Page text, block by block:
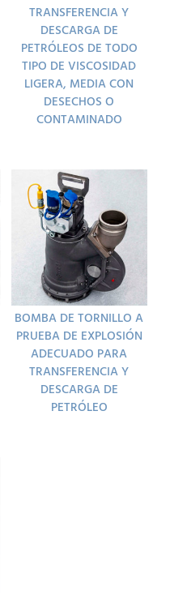
TRANSFERENCIA Y
DESCARGA DE
PETRÓLEOS DE TODO
TIPO DE VISCOSIDAD
LIGERA, MEDIA CON
DESECHOS O
CONTAMINADO
BOMBA DE TORNILLO A
PRUEBA DE EXPLOSIÓN
ADECUADO PARA
TRANSFERENCIA Y
DESCARGA DE
PETRÓLEO